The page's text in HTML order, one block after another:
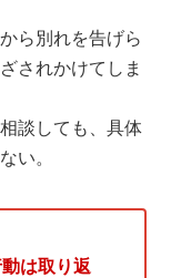
ら別れを告げら
されかけてしま
談しても、具体
い。
は取り返